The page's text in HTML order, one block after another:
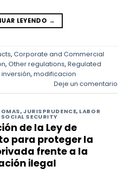
LEYENDO →
, Corporate and Commercial
, Other regulations, Regulated
inversión, modificacion
Deje un comentario
,JURISPRUDENCE, LABOR
SECURITY
de la Ley de
para proteger la
frente a la
ilegal